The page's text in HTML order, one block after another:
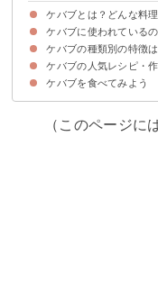
ケバブとは？どんな料理
ケバブはトルコの焼肉
ケバブの肉は一つの大
ケバブに使われている
ケバブには羊の肉が使
現在は鶏肉や牛肉が使
ケバブに豚肉が使われ
ケバブの種類別の特徴
①シシケバブ
②ドネルケバブ
③イスケンデルケバブ
④パトゥルジャンケバ
⑤アダナケバブ
➅テスティケバブ
➆フストゥックルケバ
ケバブの人気レシピ・
①ケバブサラダ
②牛ひき肉のケバブ
③チキンケバブサンド
④ドネルケバブ
⑤スペイン風ケバブ
➅シークケバブ
ケバブを食べてみよう
（このページに